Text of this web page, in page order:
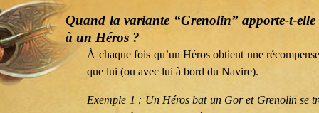
Quand la variante “Grenolin” apporte-t-elle
à un Héros ?
À chaque fois qu’un Héros obtient une
que lui (ou avec lui à bord du Navire).
Exemple 1 : Un Héros bat un Gor et Grenolin se